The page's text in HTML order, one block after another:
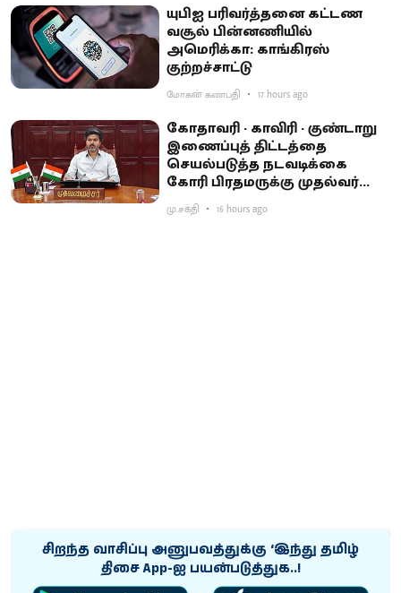
யுபிஐ பரிவர்த்தனை கட்டண
வசூல் பின்னணியில்
அமெரிக்கா: காங்கிரஸ்
குற்றச்சாட்டு
மோகன் கணபதி 17 hours ago
கோதாவரி - காவிரி - குண்டாறு
இணைப்புத் திட்டத்தை
செயல்படுத்த நடவடிக்கை
கோரி பிரதமருக்கு முதல்வர்
விஜய் கடிதம்
மு.சக்தி 16 hours ago
சிறந்த வாசிப்பு அனுபவத்துக்கு ‘இந்து தமிழ்
திசை App-ஐ பயன்படுத்துக..!